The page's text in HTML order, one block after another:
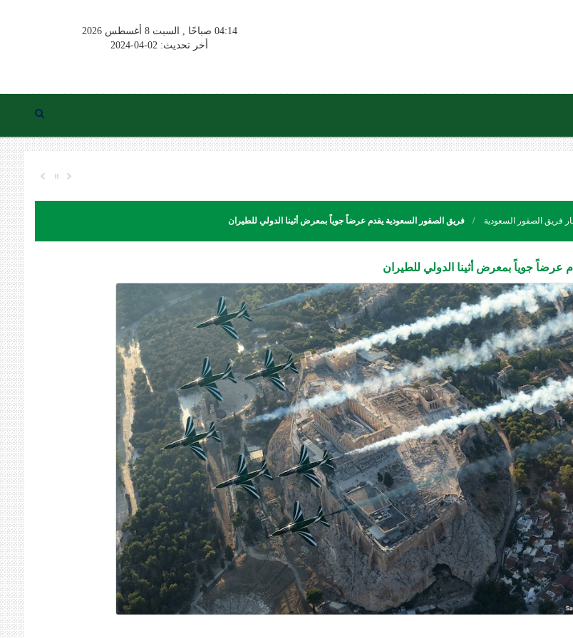
04:14 صباحًا , السبت 8 أغسطس 2026
أخر تحديث: 02-04-2024
فريق الصقور السعودية فريق الصقور السعودية يقدم عرضاً جوياً بمعرض أثينا الدولي للطيران
عرضاً جوياً بمعرض أثينا الدولي للطيران